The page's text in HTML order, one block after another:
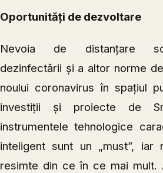
Oportunități de dezvoltare
Nevoia de distanțare
dezinfectării și a altor norme
noului coronavirus în spațiul
investiții și proiecte de
instrumentele tehnologice
inteligent sunt un „must”, iar
resimte din ce în ce mai mult.